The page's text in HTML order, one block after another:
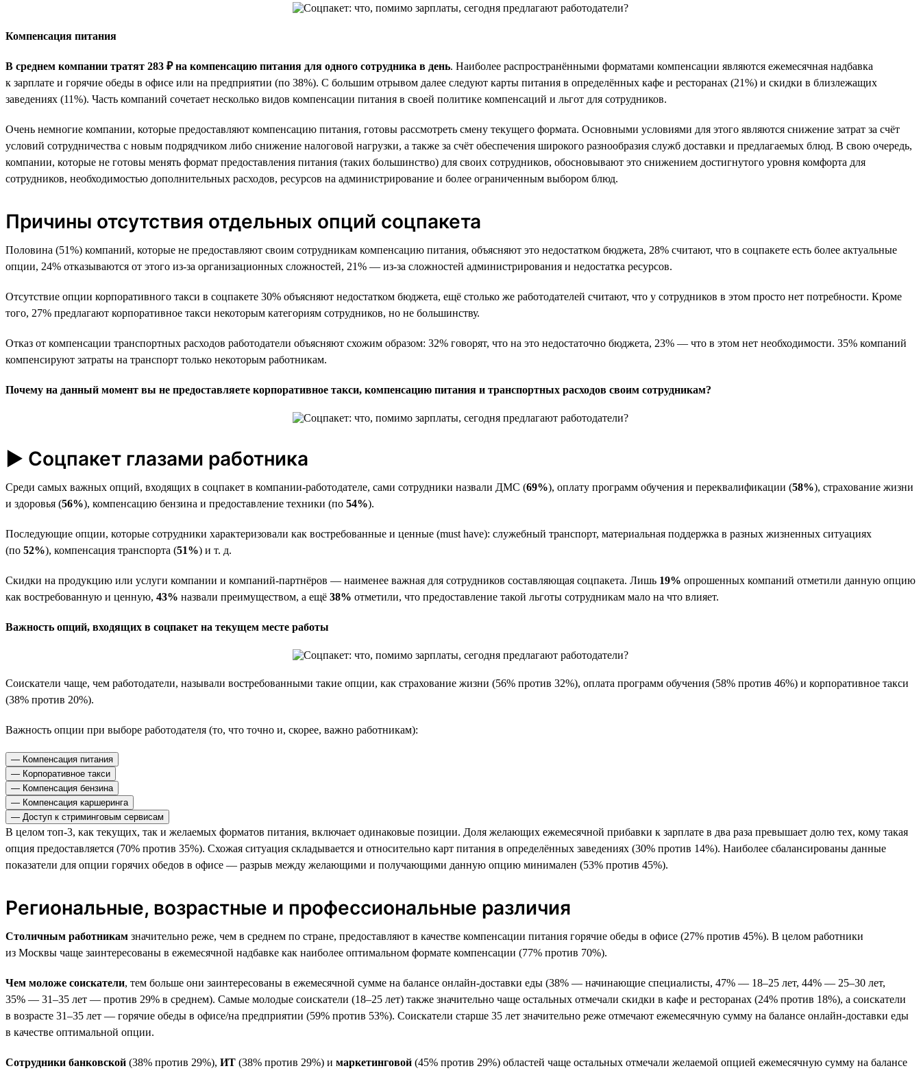
Компенсация питания
В среднем компании тратят 283 ₽ на компенсацию питания для одного сотрудника в день. Наиболее распространёнными форматами компенсации являются ежемесячная надбавка
к зарплате и горячие обеды в офисе или на предприятии (по 38%). С большим отрывом далее следуют карты питания в определённых кафе и ресторанах (21%) и скидки в близлежащих
заведениях (11%). Часть компаний сочетает несколько видов компенсации питания в своей политике компенсаций и льгот для сотрудников.
Очень немногие компании, которые предоставляют компенсацию питания, готовы рассмотреть смену текущего формата. Основными условиями для этого являются снижение затрат за счёт
условий сотрудничества с новым подрядчиком либо снижение налоговой нагрузки, а также за счёт обеспечения широкого разнообразия служб доставки и предлагаемых блюд. В свою очередь,
компании, которые не готовы менять формат предоставления питания (таких большинство) для своих сотрудников, обосновывают это снижением достигнутого уровня комфорта для
сотрудников, необходимостью дополнительных расходов, ресурсов на администрирование и более ограниченным выбором блюд.
Причины отсутствия отдельных опций соцпакета
Половина (51%) компаний, которые не предоставляют своим сотрудникам компенсацию питания, объясняют это недостатком бюджета, 28% считают, что в соцпакете есть более актуальные
опции, 24% отказываются от этого из-за организационных сложностей, 21% — из-за сложностей администрирования и недостатка ресурсов.
Отсутствие опции корпоративного такси в соцпакете 30% объясняют недостатком бюджета, ещё столько же работодателей считают, что у сотрудников в этом просто нет потребности. Кроме
того, 27% предлагают корпоративное такси некоторым категориям сотрудников, но не большинству.
Отказ от компенсации транспортных расходов работодатели объясняют схожим образом: 32% говорят, что на это недостаточно бюджета, 23% — что в этом нет необходимости. 35% компаний
компенсируют затраты на транспорт только некоторым работникам.
Почему на данный момент вы не предоставляете корпоративное такси, компенсацию питания и транспортных расходов своим сотрудникам?
► Соцпакет глазами работника
Среди самых важных опций, входящих в соцпакет в компании-работодателе, сами сотрудники назвали ДМС (69%), оплату программ обучения и переквалификации (58%), страхование жизни
и здоровья (56%), компенсацию бензина и предоставление техники (по 54%).
Последующие опции, которые сотрудники характеризовали как востребованные и ценные (must have): служебный транспорт, материальная поддержка в разных жизненных ситуациях
(по 52%), компенсация транспорта (51%) и т. д.
Скидки на продукцию или услуги компании и компаний-партнёров — наименее важная для сотрудников составляющая соцпакета. Лишь 19% опрошенных компаний отметили данную опцию
как востребованную и ценную, 43% назвали преимуществом, а ещё 38% отметили, что предоставление такой льготы сотрудникам мало на что влияет.
Важность опций, входящих в соцпакет на текущем месте работы
Соискатели чаще, чем работодатели, называли востребованными такие опции, как страхование жизни (56% против 32%), оплата программ обучения (58% против 46%) и корпоративное такси
(38% против 20%).
Важность опции при выборе работодателя (то, что точно и, скорее, важно работникам):
— Компенсация питания
— Корпоративное такси
— Компенсация бензина
— Компенсация каршеринга
— Доступ к стриминговым сервисам
В целом топ-3, как текущих, так и желаемых форматов питания, включает одинаковые позиции. Доля желающих ежемесячной прибавки к зарплате в два раза превышает долю тех, кому такая
опция предоставляется (70% против 35%). Схожая ситуация складывается и относительно карт питания в определённых заведениях (30% против 14%). Наиболее сбалансированы данные
показатели для опции горячих обедов в офисе — разрыв между желающими и получающими данную опцию минимален (53% против 45%).
Региональные, возрастные и профессиональные различия
Столичным работникам значительно реже, чем в среднем по стране, предоставляют в качестве компенсации питания горячие обеды в офисе (27% против 45%). В целом работники
из Москвы чаще заинтересованы в ежемесячной надбавке как наиболее оптимальном формате компенсации (77% против 70%).
Чем моложе соискатели, тем больше они заинтересованы в ежемесячной сумме на балансе онлайн-доставки еды (38% — начинающие специалисты, 47% — 18–25 лет, 44% — 25–30 лет,
35% — 31–35 лет — против 29% в среднем). Самые молодые соискатели (18–25 лет) также значительно чаще остальных отмечали скидки в кафе и ресторанах (24% против 18%), а соискатели
в возрасте 31–35 лет — горячие обеды в офисе/на предприятии (59% против 53%). Соискатели старше 35 лет значительно реже отмечают ежемесячную сумму на балансе онлайн-доставки еды
в качестве оптимальной опции.
Сотрудники банковской (38% против 29%), ИТ (38% против 29%) и маркетинговой (45% против 29%) областей чаще остальных отмечали желаемой опцией ежемесячную сумму на балансе